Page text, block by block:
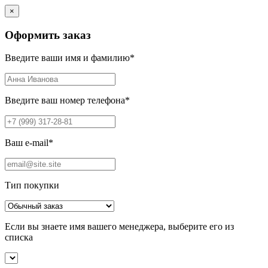
×
Оформить заказ
Введите ваши имя и фамилию*
Введите ваш номер телефона*
Ваш e-mail*
Тип покупки
Если вы знаете имя вашего менеджера, выберите его из
списка